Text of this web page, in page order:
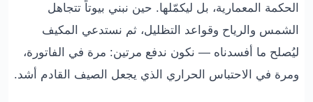
الحكمة المعمارية، بل ليكمّلها. حين نبني بيوتاً تتجاهل
الشمس والرياح وقواعد التظليل، ثم نستدعي المكيف
ليُصلح ما أفسدناه — نكون ندفع مرتين: مرة في الفاتورة،
ومرة في الاحتباس الحراري الذي يجعل الصيف القادم أشد.